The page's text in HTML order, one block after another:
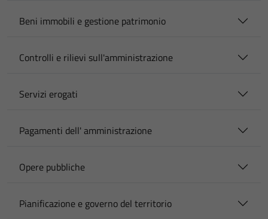
Beni immobili e gestione patrimonio
Controlli e rilievi sull'amministrazione
Servizi erogati
Pagamenti dell' amministrazione
Opere pubbliche
Pianificazione e governo del territorio